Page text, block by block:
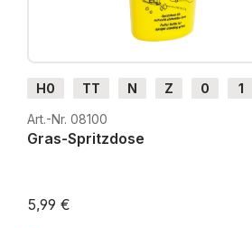
H0 TT N Z 0
1
G
H0m
Art.-Nr. 08100
Gras-Spritzdose
5,99 €